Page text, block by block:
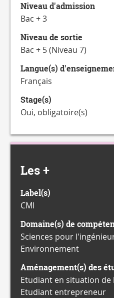
Niveau d'admission
Bac + 3
Niveau de sortie
Bac + 5 (Niveau 7)
Langue(s)
Français
Stage(s)
Oui, obligatoire(s)
Les +
Label(s)
CMI
Domaine(s) de
Sciences pour
Environnement
Aménagement(s) des
Etudiant en situation de
Etudiant entrepreneur